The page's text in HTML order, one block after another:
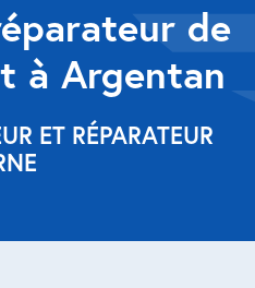
de
à Argentan
ET RÉPARATEUR